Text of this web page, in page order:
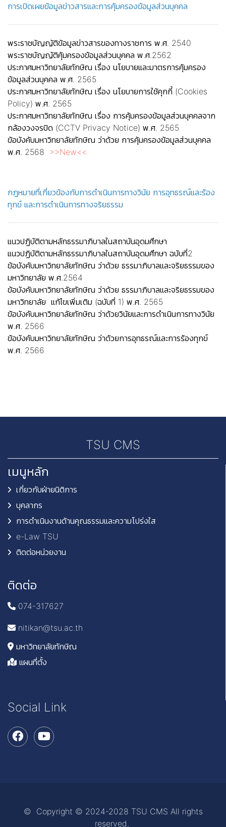
การเปิดเผยข้อมูลข่าวสารและการคุ้มครองข้อมูลส่วนบุคคล
พระราชบัญญัติข้อมูลข่าวสารของทางราชการ พ.ศ. 2540
พระราชบัญญัติคุ้มครองข้อมูลส่วนบุคคล พ.ศ.2562
ประกาศมหาวิทยาลัยทักษิณ เรื่อง นโยบายและมาตรการคุ้มครอง
ข้อมูลส่วนบุคคล พ.ศ. 2565
ประกาศมหาวิทยาลัยทักษิณ เรื่อง นโยบายการใช้คุกกี้ (Cookies
Policy) พ.ศ. 2565
ประกาศมหาวิทยาลัยทักษิณ เรื่อง การคุ้มครองข้อมูลส่วนบุคคลจาก
กล้องวงจรปิด (CCTV Privacy Notice) พ.ศ. 2565
ข้อบังคับมหาวิทยาลัยทักษิณ ว่าด้วย การคุ้มครองข้อมูลส่วนบุคคล
พ.ศ. 2568 >>New<<
กฎหมายที่เกี่ยวข้องกับการดำเนินการทางวินัย การอุทธรณ์และร้อง
ทุกข์ และการดำเนินการทางจริยธรรม
แนวปฏิบัติตามหลักธรรมาภิบาลในสถาบันอุดมศึกษา
แนวปฏิบัติตามหลักธรรมาภิบาลในสถาบันอุดมศึกษา ฉบับที่2
ข้อบังคับมหาวิทยาลัยทักษิณ ว่าด้วย ธรรมาภิบาลและจริยธรรมของ
มหาวิทยาลัย พ.ศ.2564
ข้อบังคับมหาวิทยาลัยทักษิณ ว่าด้วย ธรรมาภิบาลและจริยธรรมของ
มหาวิทยาลัย แก้ไขเพิ่มเติม (ฉบับที่ 1) พ.ศ. 2565
ข้อบังคับมหาวิทยาลัยทักษิณ ว่าด้วยวินัยและการดำเนินการทางวินัย
พ.ศ. 2566
ข้อบังคับมหาวิทยาลัยทักษิณ ว่าด้วยการอุทธรณ์และการร้องทุกข์
พ.ศ. 2566
TSU CMS
เมนูหลัก
เกี่ยวกับฝ่ายนิติการ
บุคลากร
การดำเนินงานด้านคุณธรรมและความโปร่งใส
e-Law TSU
ติดต่อหน่วยงาน
ติดต่อ
074-317627
nitikan@tsu.ac.th
มหาวิทยาลัยทักษิณ
แผนที่ตั้ง
Social Link
© Copyright © 2024-2028 TSU CMS All rights
reserved.